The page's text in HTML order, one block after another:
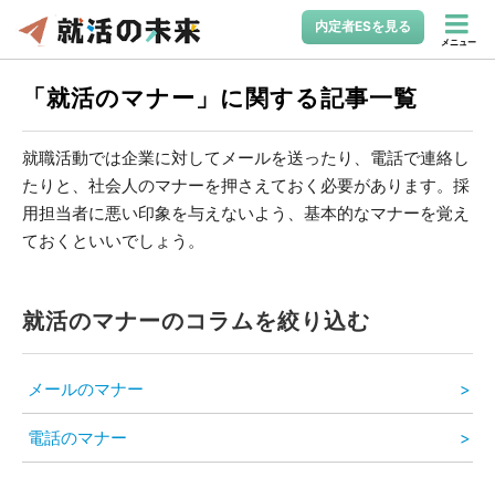
内定者ESを見る
メニュー
「就活のマナー」に関する記事一覧
就職活動では企業に対してメールを送ったり、電話で連絡し
たりと、社会人のマナーを押さえておく必要があります。採
用担当者に悪い印象を与えないよう、基本的なマナーを覚え
ておくといいでしょう。
就活のマナーのコラムを絞り込む
メールのマナー
電話のマナー